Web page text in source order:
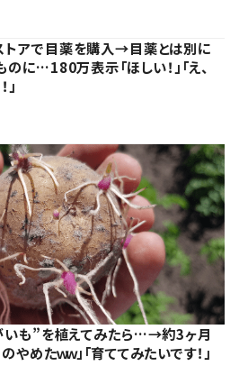
トアで目薬を購入→目薬とは別に
に…180万表示「ほしい！」「え、
」
いも”を植えてみたら…→約3ヶ月
めたｗｗ」「育ててみたいです！」